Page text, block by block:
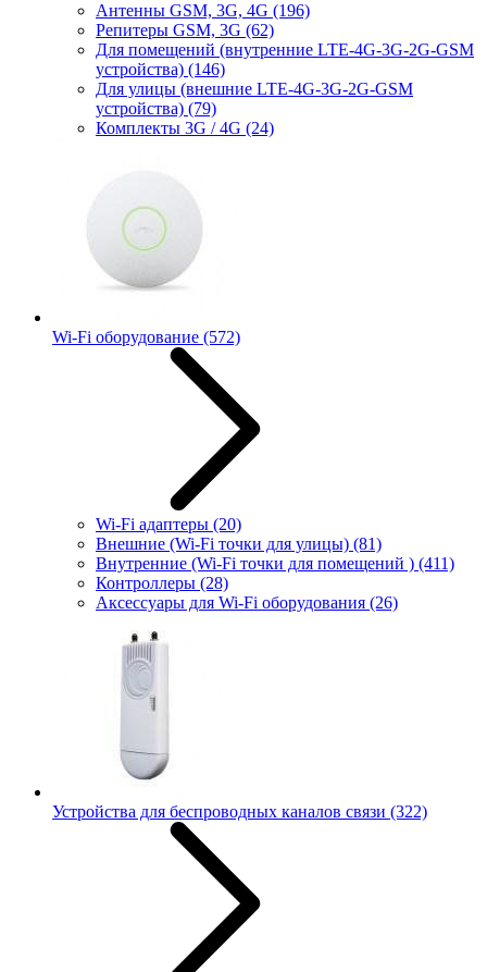
Антенны GSM, 3G, 4G (196)
Репитеры GSM, 3G (62)
Для помещений (внутренние LTE-4G-3G-2G-GSM
устройства) (146)
Для улицы (внешние LTE-4G-3G-2G-GSM
устройства) (79)
Комплекты 3G / 4G (24)
Wi-Fi оборудование (572)
Wi-Fi адаптеры (20)
Внешние (Wi-Fi точки для улицы) (81)
Внутренние (Wi-Fi точки для помещений ) (411)
Контроллеры (28)
Аксессуары для Wi-Fi оборудования (26)
Устройства для беспроводных каналов связи (322)